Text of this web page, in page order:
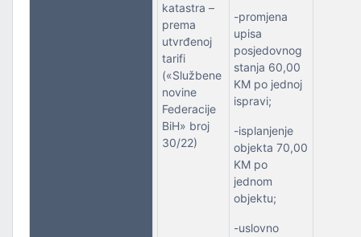
katastra –
prema
utvrđenoj
tarifi
(«Službene
novine
Federacije
BiH» broj
30/22)
-promjena
upisa
posjedovnog
stanja 60,00
KM po jednoj
ispravi;
-isplanjenje
objekta 70,00
KM po
jednom
objektu;
-uslovno